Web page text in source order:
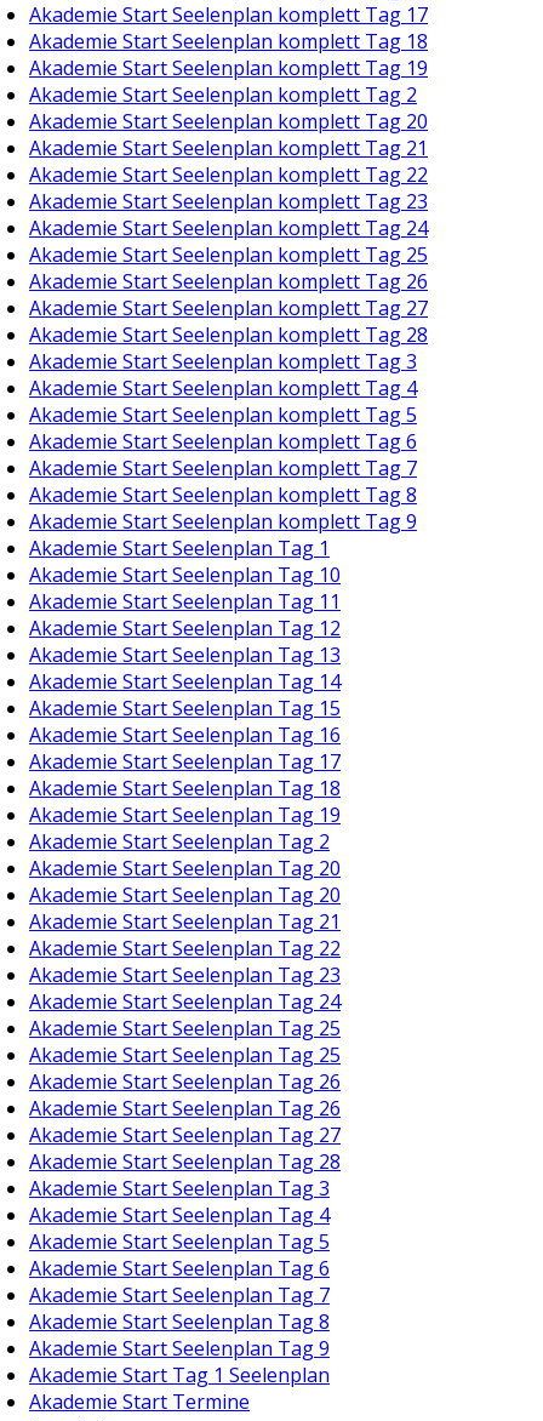
Akademie Start Seelenplan komplett Tag 17
Akademie Start Seelenplan komplett Tag 18
Akademie Start Seelenplan komplett Tag 19
Akademie Start Seelenplan komplett Tag 2
Akademie Start Seelenplan komplett Tag 20
Akademie Start Seelenplan komplett Tag 21
Akademie Start Seelenplan komplett Tag 22
Akademie Start Seelenplan komplett Tag 23
Akademie Start Seelenplan komplett Tag 24
Akademie Start Seelenplan komplett Tag 25
Akademie Start Seelenplan komplett Tag 26
Akademie Start Seelenplan komplett Tag 27
Akademie Start Seelenplan komplett Tag 28
Akademie Start Seelenplan komplett Tag 3
Akademie Start Seelenplan komplett Tag 4
Akademie Start Seelenplan komplett Tag 5
Akademie Start Seelenplan komplett Tag 6
Akademie Start Seelenplan komplett Tag 7
Akademie Start Seelenplan komplett Tag 8
Akademie Start Seelenplan komplett Tag 9
Akademie Start Seelenplan Tag 1
Akademie Start Seelenplan Tag 10
Akademie Start Seelenplan Tag 11
Akademie Start Seelenplan Tag 12
Akademie Start Seelenplan Tag 13
Akademie Start Seelenplan Tag 14
Akademie Start Seelenplan Tag 15
Akademie Start Seelenplan Tag 16
Akademie Start Seelenplan Tag 17
Akademie Start Seelenplan Tag 18
Akademie Start Seelenplan Tag 19
Akademie Start Seelenplan Tag 2
Akademie Start Seelenplan Tag 20
Akademie Start Seelenplan Tag 20
Akademie Start Seelenplan Tag 21
Akademie Start Seelenplan Tag 22
Akademie Start Seelenplan Tag 23
Akademie Start Seelenplan Tag 24
Akademie Start Seelenplan Tag 25
Akademie Start Seelenplan Tag 25
Akademie Start Seelenplan Tag 26
Akademie Start Seelenplan Tag 26
Akademie Start Seelenplan Tag 27
Akademie Start Seelenplan Tag 28
Akademie Start Seelenplan Tag 3
Akademie Start Seelenplan Tag 4
Akademie Start Seelenplan Tag 5
Akademie Start Seelenplan Tag 6
Akademie Start Seelenplan Tag 7
Akademie Start Seelenplan Tag 8
Akademie Start Seelenplan Tag 9
Akademie Start Tag 1 Seelenplan
Akademie Start Termine